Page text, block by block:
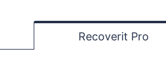
Recoverit Pro